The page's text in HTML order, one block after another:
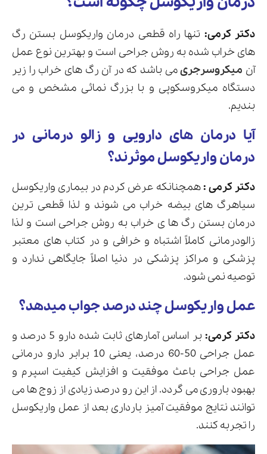
دکتر کرمی: تنها راه قطعی درمان واریکوسل بستن رگ
های خراب شده به روش جراحی است و بهترین نوع عمل
آن میکروسرجریمی باشد که در آن رگ های خراب را زیر
دستگاه میکروسکوپی و با بزرگ نمائی مشخص و می
بندیم.
آیا درمان های دارویی و زالو درمانی در
درمان واریکوسل موثرند؟
دکتر کرمی :همچنانکه عرض کردم در بیماری واریکوسل
سیاهرگ های بیضه خراب می شوند و لذا قطعی ترین
درمان بستن رگ ها ی خراب به روش جراحی است و لذا
زالودرمانی کاملاً اشتباه و خرافی و در کتاب های معتبر
پزشکی و مراکز پزشکی در دنیا اصلاً جایگاهی ندارد و
توصیه نمی شود.
عمل واریکوسل چند درصد جواب میدهد؟
دکتر کرمی:
بر اساس آمارهای ثابت شده دارو 5 درصد و
عمل جراحی 50-60 درصد، یعنی 10 برابر دارو درمانی
عمل جراحی باعث موفقیت و افزایش کیفیت اسپرم و
بهبود باروری می گردد. از این رو درصد زیادی از زوج ها می
توانند نتایج موفقیت آمیز بارداری بعد از عمل واریکوسل
را تجربه کنند.